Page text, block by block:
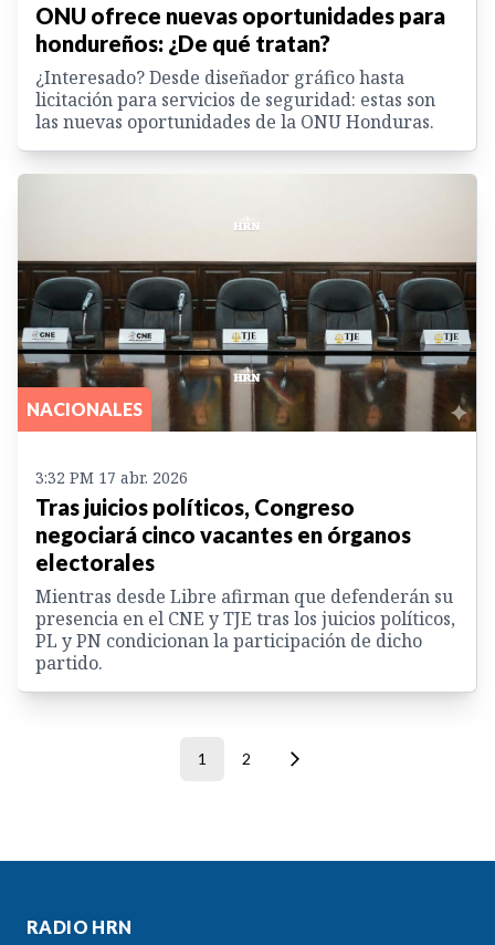
ONU ofrece nuevas oportunidades para
hondureños: ¿De qué tratan?
¿Interesado? Desde diseñador gráfico hasta
licitación para servicios de seguridad: estas son
las nuevas oportunidades de la ONU Honduras.
NACIONALES
3:32 PM 17 abr. 2026
Tras juicios políticos, Congreso
negociará cinco vacantes en órganos
electorales
Mientras desde Libre afirman que defenderán su
presencia en el CNE y TJE tras los juicios políticos,
PL y PN condicionan la participación de dicho
partido.
1 2
RADIO HRN